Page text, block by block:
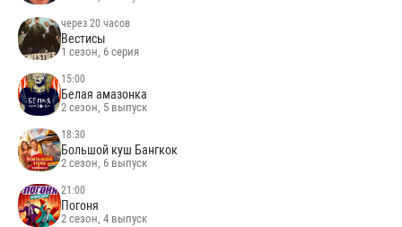
через 20 часов
Вестисы
1 сезон, 6 серия
15:00
Белая амазонка
2 сезон, 5 выпуск
18:30
Большой куш Бангкок
2 сезон, 6 выпуск
21:00
Погоня
2 сезон, 4 выпуск